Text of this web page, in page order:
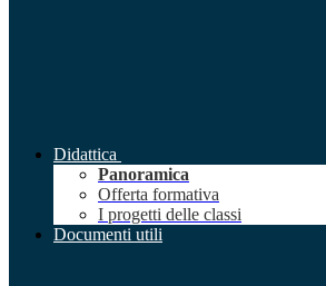
Didattica
Panoramica
Offerta formativa
I progetti delle classi
Documenti utili